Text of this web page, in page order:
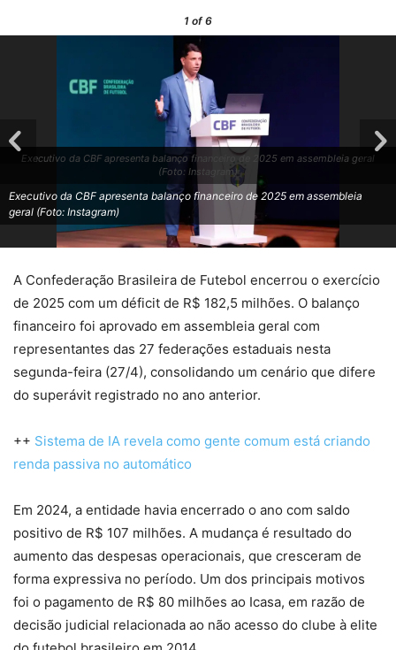
1 of 6
Executivo da CBF apresenta balanço financeiro de 2025 em assembleia geral
(Foto: Instagram)
Executivo da CBF apresenta balanço financeiro de 2025 em assembleia
geral (Foto: Instagram)
A Confederação Brasileira de Futebol encerrou o exercício
de 2025 com um déficit de R$ 182,5 milhões. O balanço
financeiro foi aprovado em assembleia geral com
representantes das 27 federações estaduais nesta
segunda-feira (27/4), consolidando um cenário que difere
do superávit registrado no ano anterior.
++ Sistema de IA revela como gente comum está criando
renda passiva no automático
Em 2024, a entidade havia encerrado o ano com saldo
positivo de R$ 107 milhões. A mudança é resultado do
aumento das despesas operacionais, que cresceram de
forma expressiva no período. Um dos principais motivos
foi o pagamento de R$ 80 milhões ao Icasa, em razão de
decisão judicial relacionada ao não acesso do clube à elite